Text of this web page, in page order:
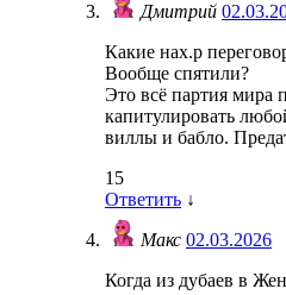
Дмитрий
Какие нах.р
Вообще спятили?
Это всё партия мира
капитулировать
виллы и бабло.
15
Ответить ↓
Макс 02.03.2026
Когда из дубаев в